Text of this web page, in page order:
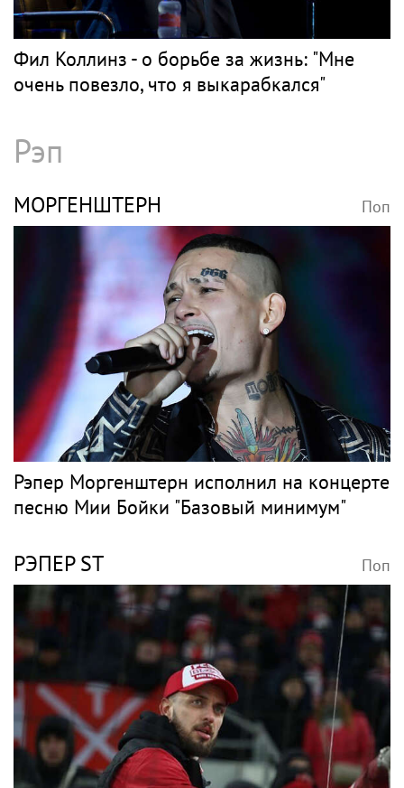
Фил Коллинз - о борьбе за жизнь: "Мне
очень повезло, что я выкарабкался"
Рэп
МОРГЕНШТЕРН Поп
Рэпер Моргенштерн исполнил на концерте
песню Мии Бойки "Базовый минимум"
РЭПЕР ST Поп